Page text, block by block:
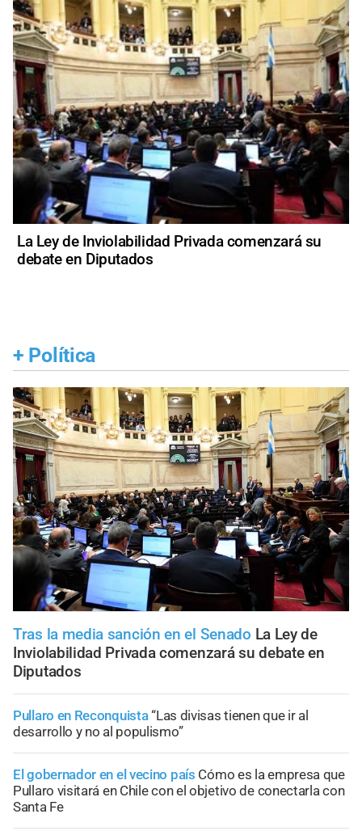
La Ley de Inviolabilidad Privada comenzará su
debate en Diputados
+ Política
Tras la media sanción en el Senado La Ley de
Inviolabilidad Privada comenzará su debate en
Diputados
Pullaro en Reconquista“Las divisas tienen que ir al
desarrollo y no al populismo”
El gobernador en el vecino país Cómo es la empresa que
Pullaro visitará en Chile con el objetivo de conectarla con
Santa Fe